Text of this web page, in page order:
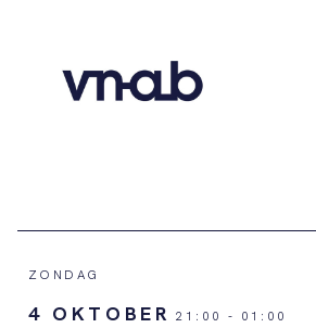
ZONDAG
4 OKTOBER 21:00 - 01:00